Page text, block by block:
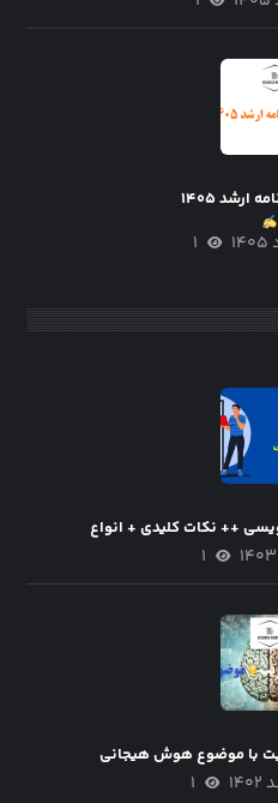
ارشد ۱۴۰۵
۱
++ نکات کلیدی + انواع
۱
با موضوع هوش هیجانی
۱